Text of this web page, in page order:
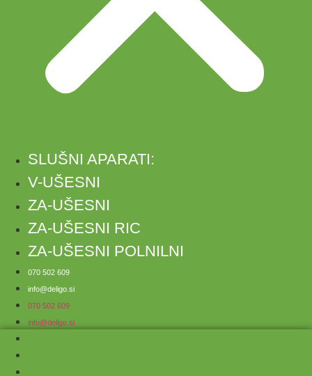
SLUŠNI APARATI:
V-UŠESNI
ZA-UŠESNI
ZA-UŠESNI RIC
ZA-UŠESNI POLNILNI
070 502 609
info@deligo.si
070 502 609
info@deligo.si